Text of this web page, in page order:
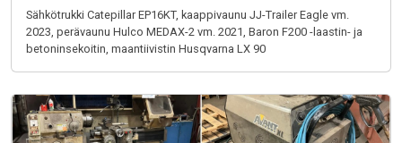
Sähkötrukki Catepillar EP16KT, kaappivaunu JJ-Trailer Eagle vm.
2023, perävaunu Hulco MEDAX-2 vm. 2021, Baron F200 -laastin- ja
betoninsekoitin, maantiivistin Husqvarna LX 90